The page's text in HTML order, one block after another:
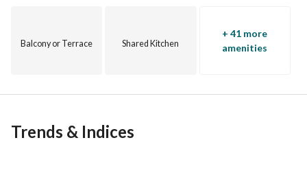
Balcony or Terrace Shared Kitchen
+ 41 more
amenities
Trends & Indices